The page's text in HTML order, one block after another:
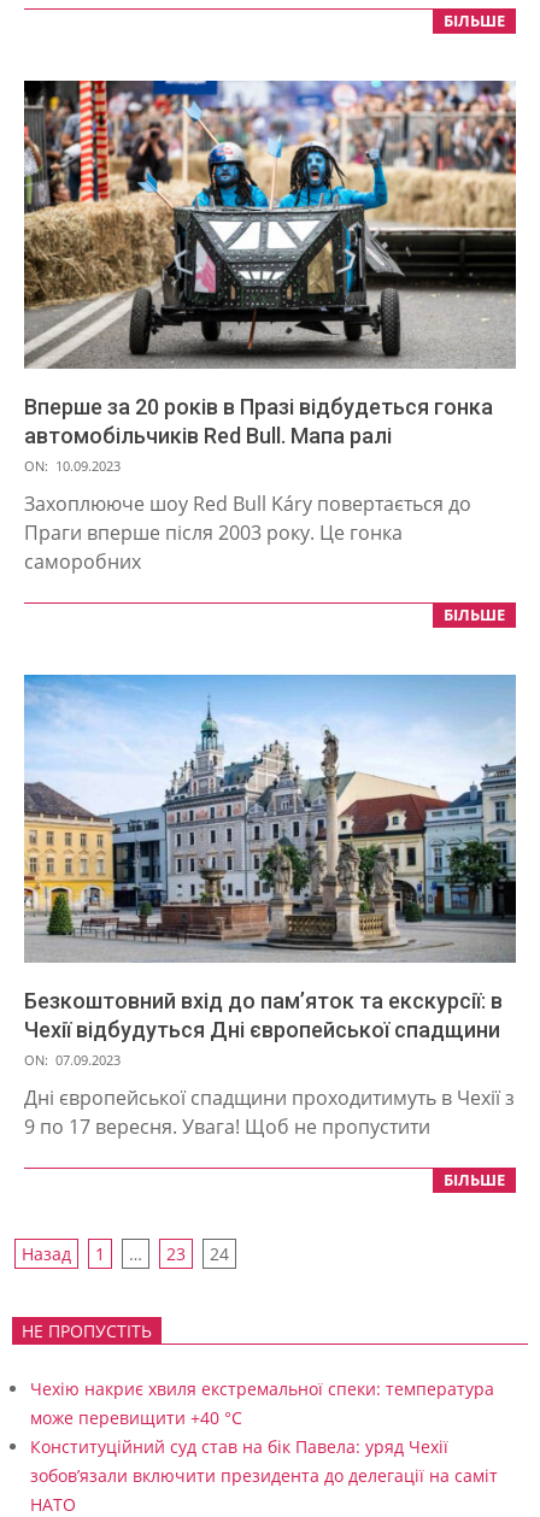
БІЛЬШЕ
Вперше за 20 років в Празі відбудеться гонка
автомобільчиків Red Bull. Мапа ралі
2023-
09-
10
ON: 10.09.2023
Захоплююче шоу Red Bull Káry повертається до
Праги вперше після 2003 року. Це гонка
саморобних
БІЛЬШЕ
Безкоштовний вхід до пам’яток та екскурсії: в
Чехії відбудуться Дні європейської спадщини
2023-
09-
07
ON: 07.09.2023
Дні європейської спадщини проходитимуть в Чехії з
9 по 17 вересня. Увага! Щоб не пропустити
БІЛЬШЕ
Пагінація
Назад 1 … 23 24
НЕ ПРОПУСТІТЬ
Чехію накриє хвиля екстремальної спеки: температура
може перевищити +40 °C
Конституційний суд став на бік Павела: уряд Чехії
зобов’язали включити президента до делегації на саміт
НАТО